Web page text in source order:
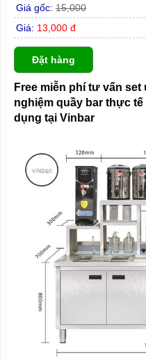
Giá gốc: 15,000
Giá: 13,000 đ
Đặt hàng
Free miễn phí tư vấn
nghiệm quầy bar thực
dụng tại Vinbar